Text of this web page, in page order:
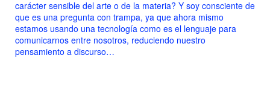
carácter sensible del arte o de la materia? Y soy consciente de
que es una pregunta con trampa, ya que ahora mismo
estamos usando una tecnología como es el lenguaje para
comunicarnos entre nosotros, reduciendo nuestro
pensamiento a discurso…